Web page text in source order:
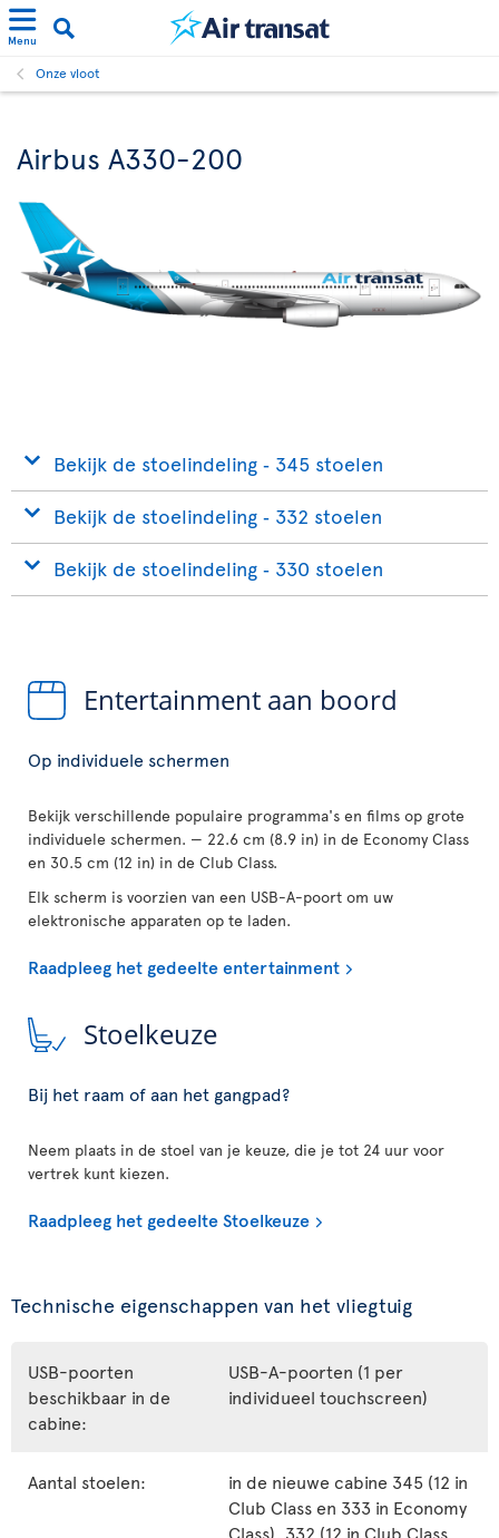
Menu
Onze vloot
Airbus A330-200
Bekijk de stoelindeling ‐ 345 stoelen
Bekijk de stoelindeling ‐ 332 stoelen
Bekijk de stoelindeling ‐ 330 stoelen
Entertainment aan boord
Op individuele schermen
Bekijk verschillende populaire programma's en films op grote
individuele schermen. — 22.6 cm (8.9 in) in de Economy Class
en 30.5 cm (12 in) in de Club Class.
Elk scherm is voorzien van een USB-A-poort om uw
elektronische apparaten op te laden.
Raadpleeg het gedeelte entertainment
Stoelkeuze
Bij het raam of aan het gangpad?
Neem plaats in de stoel van je keuze, die je tot 24 uur voor
vertrek kunt kiezen.
Raadpleeg het gedeelte Stoelkeuze
Technische eigenschappen van het vliegtuig
USB-poorten
beschikbaar in de
cabine:
USB-A-poorten (1 per
individueel touchscreen)
Aantal stoelen:
in de nieuwe cabine 345 (12 in
Club Class en 333 in Economy
Class), 332 (12 in Club Class